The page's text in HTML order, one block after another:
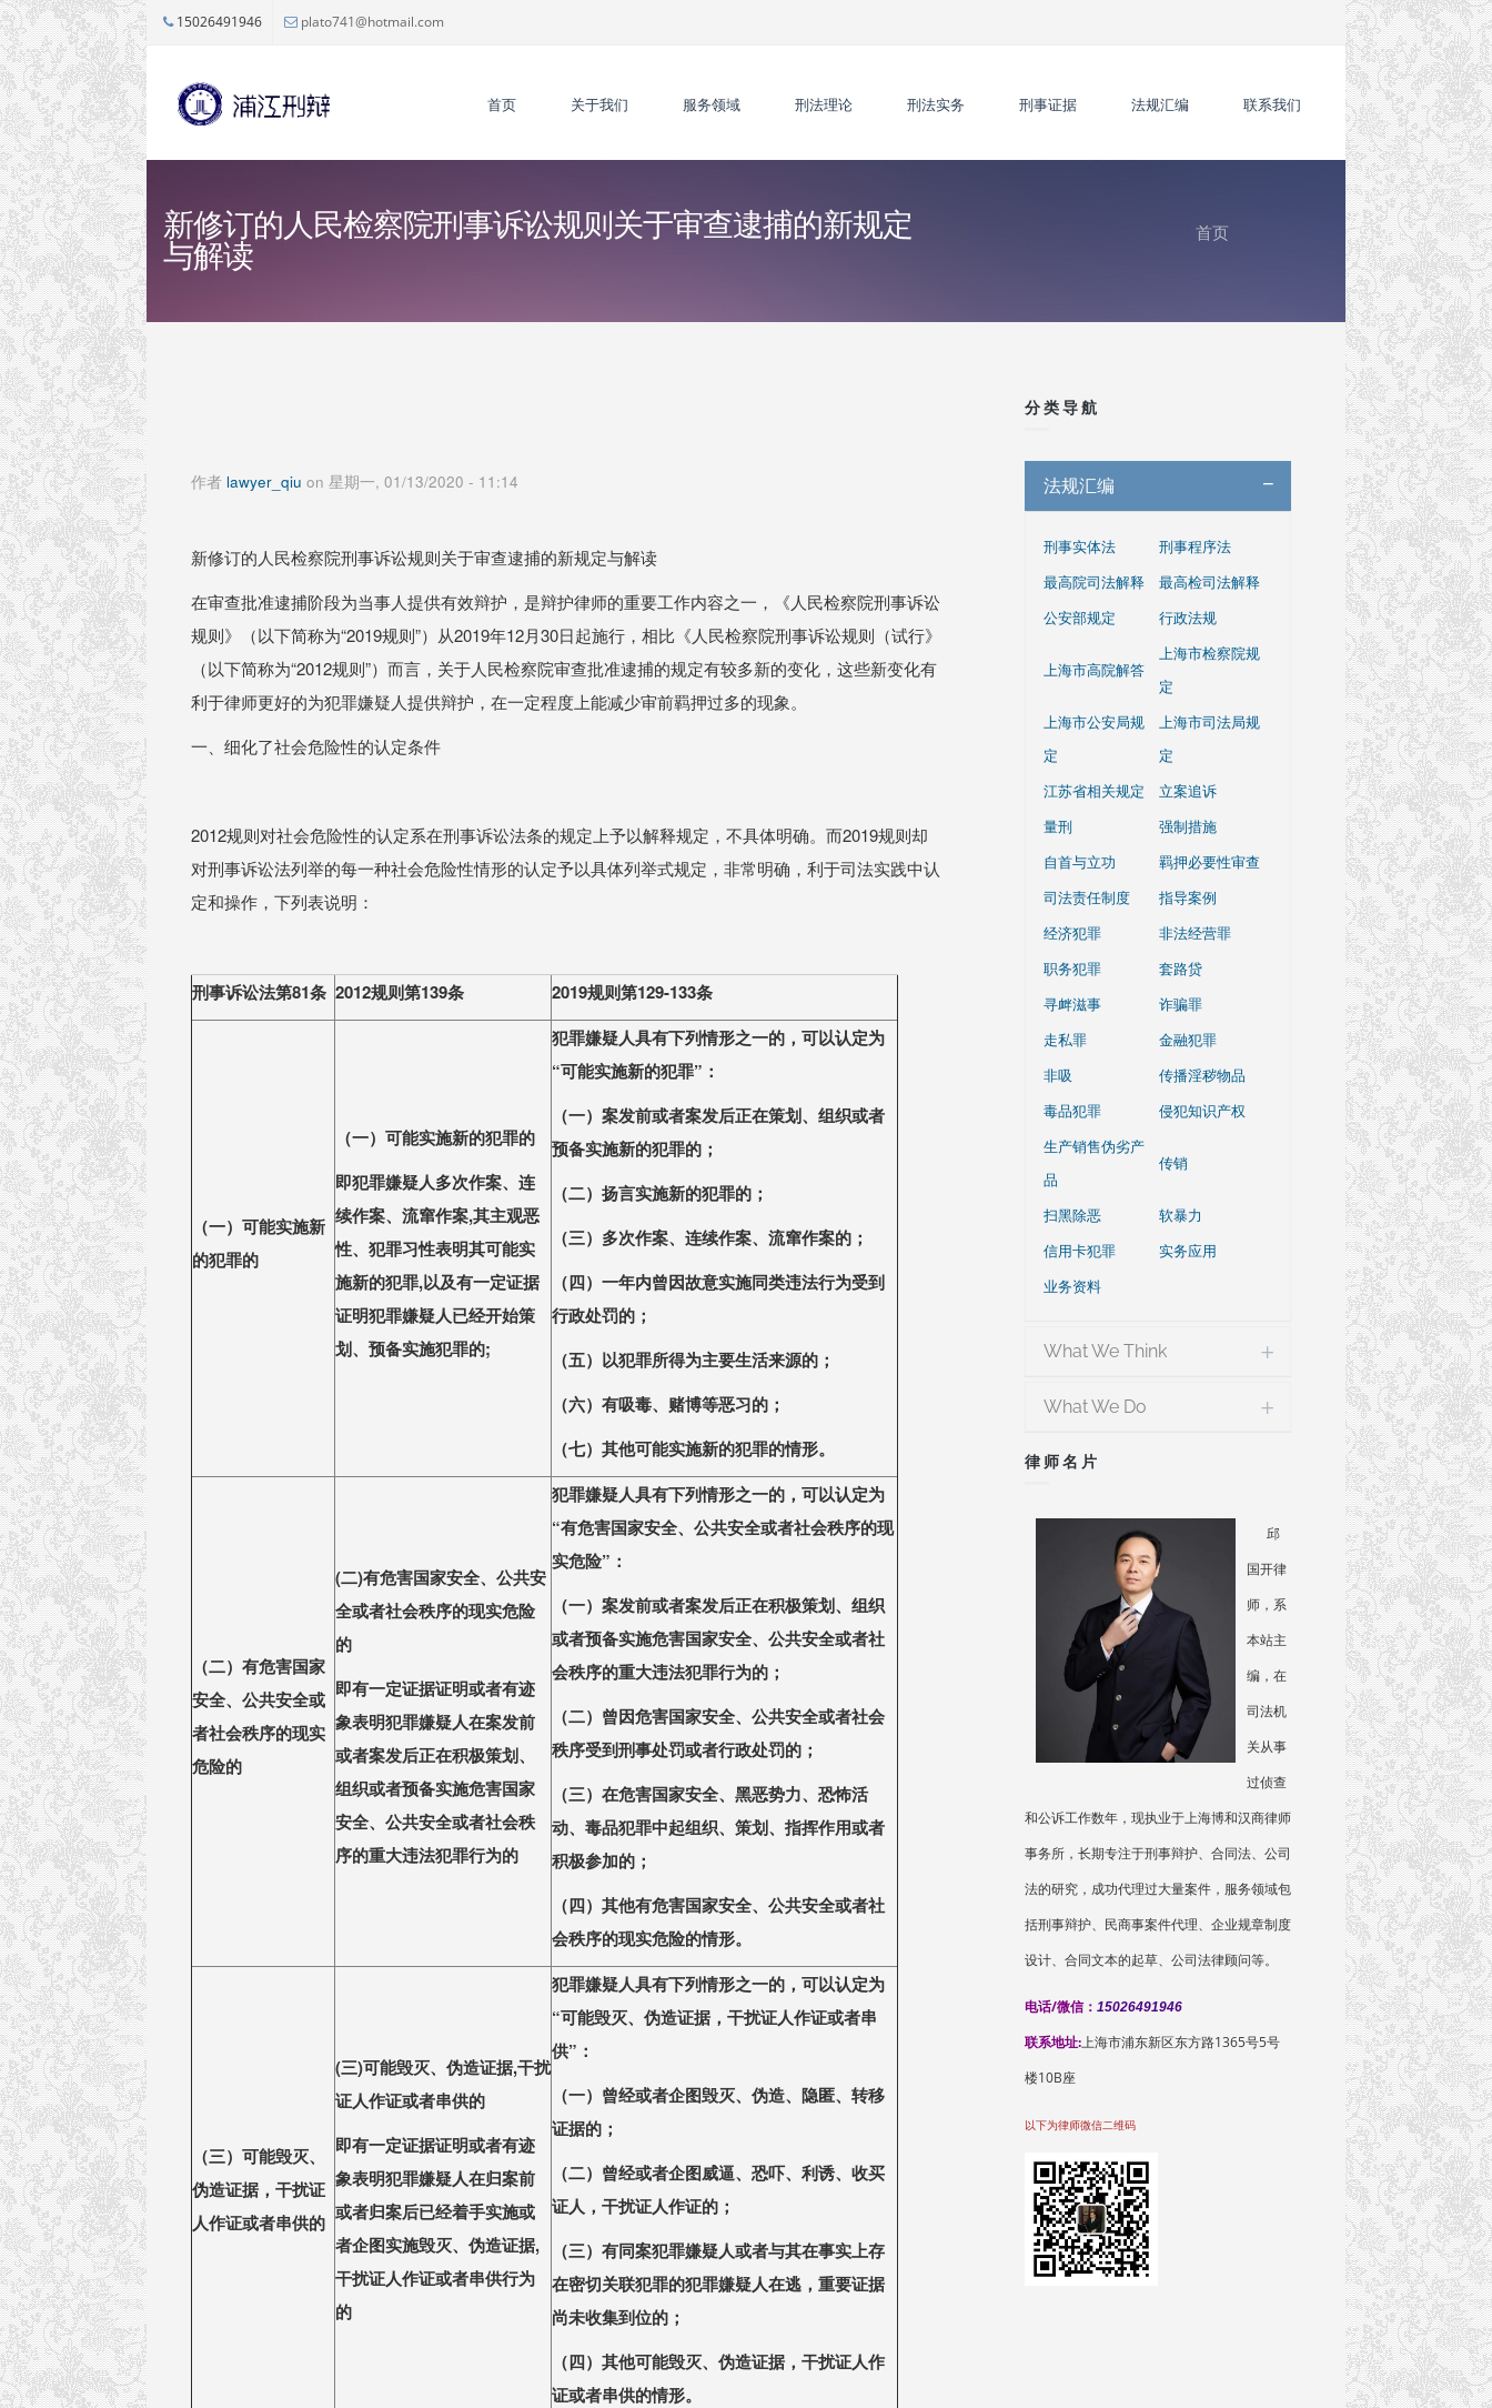
跳转到主要内容 15026491946 plato741@hotmail.com
首页 关于我们 服务领域 刑法理论 刑法实务 刑事证据 法规汇编 联系我们
新修订的人民检察院刑事诉讼规则关于审查逮捕的新规定
与解读
首页
作者 lawyer_qiu on 星期一, 01/13/2020 - 11:14
新修订的人民检察院刑事诉讼规则关于审查逮捕的新规定与解读
在审查批准逮捕阶段为当事人提供有效辩护，是辩护律师的重要工作内容之一，《人民检察院刑事诉讼
规则》（以下简称为“2019规则”）从2019年12月30日起施行，相比《人民检察院刑事诉讼规则（试行》
（以下简称为“2012规则”）而言，关于人民检察院审查批准逮捕的规定有较多新的变化，这些新变化有
利于律师更好的为犯罪嫌疑人提供辩护，在一定程度上能减少审前羁押过多的现象。
一、细化了社会危险性的认定条件
2012规则对社会危险性的认定系在刑事诉讼法条的规定上予以解释规定，不具体明确。而2019规则却
对刑事诉讼法列举的每一种社会危险性情形的认定予以具体列举式规定，非常明确，利于司法实践中认
定和操作，下列表说明：
刑事诉讼法第81条 2012规则第139条 2019规则第129-133条
（一）可能实施新
的犯罪的
（一）可能实施新的犯罪的
即犯罪嫌疑人多次作案、连
续作案、流窜作案,其主观恶
性、犯罪习性表明其可能实
施新的犯罪,以及有一定证据
证明犯罪嫌疑人已经开始策
划、预备实施犯罪的;
犯罪嫌疑⼈具有下列情形之⼀的，可以认定为
“可能实施新的犯罪”：
（⼀）案发前或者案发后正在策划、组织或者
预备实施新的犯罪的；
（⼆）扬⾔实施新的犯罪的；
（三）多次作案、连续作案、流窜作案的；
（四） ⼀年内曾因故意实施同类违法⾏为受到
⾏政处罚的；
（五）以犯罪所得为主要⽣活来源的；
（六）有吸毒、赌博等恶习的；
（七）其他可能实施新的犯罪的情形。
（二）有危害国家
安全、公共安全或
者社会秩序的现实
危险的
(二)有危害国家安全、公共安
全或者社会秩序的现实危险
的
即有一定证据证明或者有迹
象表明犯罪嫌疑人在案发前
或者案发后正在积极策划、
组织或者预备实施危害国家
安全、公共安全或者社会秩
序的重大违法犯罪行为的
犯罪嫌疑⼈具有下列情形之⼀的，可以认定为
“有危害国家安全、公共安全或者社会秩序的现
实危险”：
（⼀）案发前或者案发后正在积极策划、组织
或者预备实施危害国家安全、公共安全或者社
会秩序的重⼤违法犯罪⾏为的；
（⼆）曾因危害国家安全、公共安全或者社会
秩序受到刑事处罚或者⾏政处罚的；
（三）在危害国家安全、 ⿊恶势⼒、恐怖活
动、毒品犯罪中起组织、策划、指挥作⽤或者
积极参加的；
（四）其他有危害国家安全、公共安全或者社
会秩序的现实危险的情形。
（三）可能毁灭、
伪造证据，干扰证
人作证或者串供的
(三)可能毁灭、伪造证据,干扰
证人作证或者串供的
即有一定证据证明或者有迹
象表明犯罪嫌疑人在归案前
或者归案后已经着手实施或
者企图实施毁灭、伪造证据,
干扰证人作证或者串供行为
的
犯罪嫌疑⼈具有下列情形之⼀的，可以认定为
“可能毁灭、伪造证据，干扰证⼈作证或者串
供”：
（⼀）曾经或者企图毁灭、伪造、隐匿、转移
证据的；
（⼆）曾经或者企图威逼、恐吓、利诱、收买
证⼈ ，干扰证⼈作证的；
（三）有同案犯罪嫌疑⼈或者与其在事实上存
在密切关联犯罪的犯罪嫌疑⼈在逃，重要证据
尚未收集到位的；
（四）其他可能毁灭、伪造证据，干扰证⼈作
证或者串供的情形。
分类导航
法规汇编
刑事实体法
刑事程序法
最高院司法解释
最高检司法解释
公安部规定
行政法规
上海市高院解答
上海市检察院规
定
上海市公安局规
定
上海市司法局规
定
江苏省相关规定
立案追诉
量刑
强制措施
自首与立功
羁押必要性审查
司法责任制度
指导案例
经济犯罪
非法经营罪
职务犯罪
套路贷
寻衅滋事
诈骗罪
走私罪
金融犯罪
非吸
传播淫秽物品
毒品犯罪
侵犯知识产权
生产销售伪劣产
品
传销
扫黑除恶
软暴力
信用卡犯罪
实务应用
业务资料
What We Think
What We Do
律师名片
邱
国开律
师，系
本站主
编，在
司法机
关从事
过侦查
和公诉工作数年，现执业于上海博和汉商律师
事务所，长期专注于刑事辩护、合同法、公司
法的研究，成功代理过大量案件，服务领域包
括刑事辩护、民商事案件代理、企业规章制度
设计、合同文本的起草、公司法律顾问等。
电话/微信： 15026491946
联系地址:上海市浦东新区东方路1365号5号
楼10B座
以下为律师微信二维码